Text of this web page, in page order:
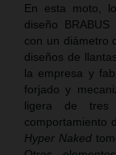
En esta moto,
diseño BRABUS
con un diámetro
diseños de
la empresa y
forjado y
ligera de tres
comportamiento
Hyper Naked